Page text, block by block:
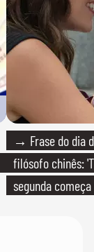
→ Frase do dia
filósofo chinês:
segunda